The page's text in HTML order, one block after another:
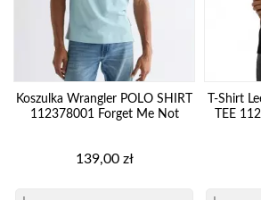
Koszulka Wrangler POLO SHIRT
112378001 Forget Me Not
Cena
139,00 zł
T-Shirt
TEE